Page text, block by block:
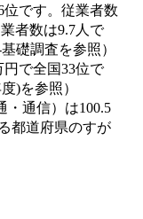
位です。従業者数
者数は9.7人で
礎調査を参照）
で全国33位で
)を参照）
・通信）は100.5
都道府県のすが